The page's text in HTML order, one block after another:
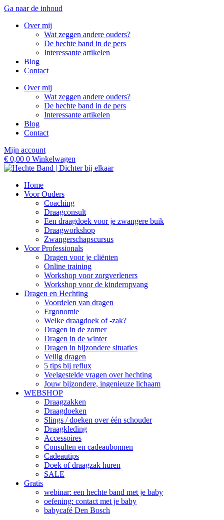
Ga naar de inhoud
Over mij
Wat zeggen andere ouders?
De hechte band in de pers
Interessante artikelen
Blog
Contact
Over mij
Wat zeggen andere ouders?
De hechte band in de pers
Interessante artikelen
Blog
Contact
Mijn account
€ 0,00 0 Winkelwagen
Home
Voor Ouders
Coaching
Draagconsult
Een draagdoek voor je zwangere buik
Draagworkshop
Zwangerschapscursus
Voor Professionals
Dragen voor je cliënten
Online training
Workshop voor zorgverleners
Workshop voor de kinderopvang
Dragen en Hechting
Voordelen van dragen
Ergonomie
Welke draagdoek of -zak?
Dragen in de zomer
Dragen in de winter
Dragen in bijzondere situaties
Veilig dragen
5 tips bij reflux
Veelgestelde vragen over hechting
Jouw bijzondere, ingenieuze lichaam
WEBSHOP
Draagzakken
Draagdoeken
Slings / doeken over één schouder
Draagkleding
Accessoires
Consulten en cadeaubonnen
Cadeautips
Doek of draagzak huren
SALE
Gratis
webinar: een hechte band met je baby
oefening: contact met je baby
babycafé Den Bosch